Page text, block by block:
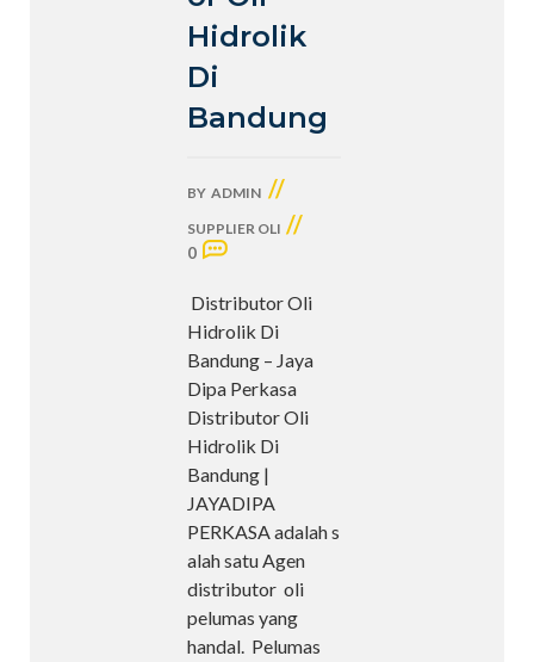
Hidrolik
Di
Bandung
BY ADMIN //
SUPPLIER OLI //
0
Distributor Oli
Hidrolik Di
Bandung – Jaya
Dipa Perkasa
Distributor Oli
Hidrolik Di
Bandung |
JAYADIPA
PERKASA adalah s
alah satu Agen
distributor oli
pelumas yang
handal. Pelumas